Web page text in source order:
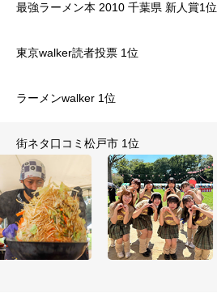
最強ラーメン本 2010 千葉県 新人賞1位
東京walker読者投票 1位
ラーメンwalker 1位
街ネタ口コミ松戸市 1位